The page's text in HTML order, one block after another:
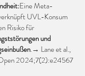
Eine Meta-
UVL-Konsum
Risiko für
und
.→ Lane et al.,
2024;7(2):e24567